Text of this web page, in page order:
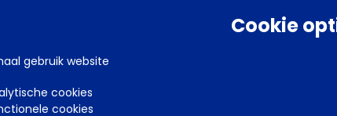
Cookie
gebruik website
cookies
cookies
Datum